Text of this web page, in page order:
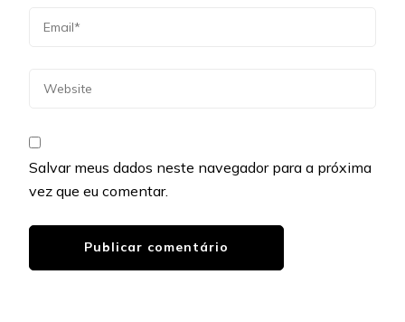
Salvar meus dados neste navegador para a próxima
vez que eu comentar.